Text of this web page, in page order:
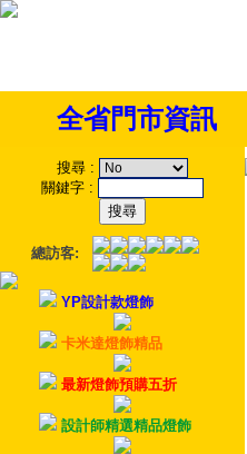
全省門市資訊
搜尋 :
關鍵字 :
總訪客:
YP設計款燈飾
卡米達燈飾精品
最新燈飾預購五折
設計師精選精品燈飾